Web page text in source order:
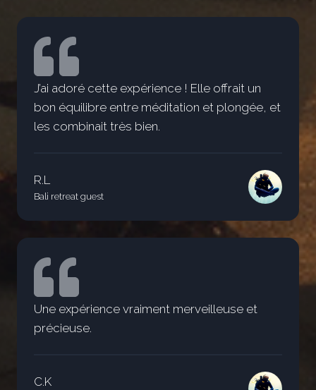
J’ai adoré cette expérience ! Elle offrait un
bon équilibre entre méditation et plongée, et
les combinait très bien.
R.L
Bali retreat guest
Une expérience vraiment merveilleuse et
précieuse.
C.K